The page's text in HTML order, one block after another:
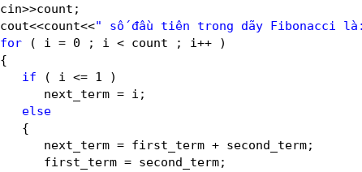
cin>>count;
cout<<count<<" số đầu tiên trong dãy Fibonacci
for
( i = 0 ; i < count ; i++ )
{
if
( i <= 1 )
next_term = i;
else
{
next_term = first_term + second_term;
first_term = second_term;